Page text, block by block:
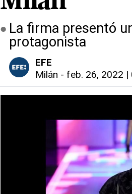
La firma presentó
protagonista
EFE
Milán - feb. 26, 2022 |